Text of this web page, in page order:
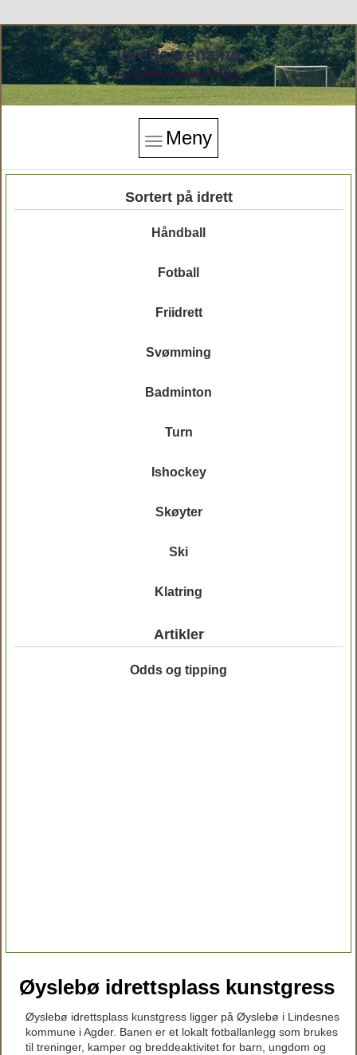
Idrettsarena.no
Finn idrettsarenaer i Norge.
Meny
Sortert på idrett
Håndball
Fotball
Friidrett
Svømming
Badminton
Turn
Ishockey
Skøyter
Ski
Klatring
Artikler
Odds og tipping
Øyslebø idrettsplass kunstgress
Øyslebø idrettsplass kunstgress ligger på Øyslebø i Lindesnes
kommune i Agder. Banen er et lokalt fotballanlegg som brukes
til treninger, kamper og breddeaktivitet for barn, ungdom og